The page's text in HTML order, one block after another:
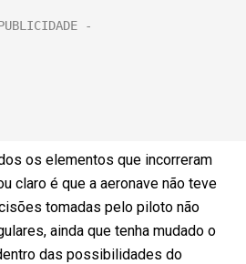
os elementos que incorreram
claro é que a aeronave não teve
tomadas pelo piloto não
ainda que tenha mudado o
das possibilidades do